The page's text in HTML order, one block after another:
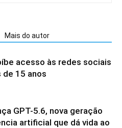
Mais do autor
acesso às redes sociais
de 15 anos
GPT-5.6, nova geração
artificial que dá vida ao